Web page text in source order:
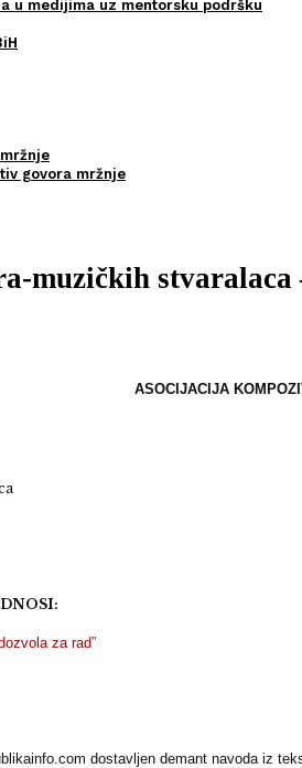
u medijima uz mentorsku podršku
govora mržnje
muzičkih stvaralaca
ASOCIJACIJA
za rad”
dostavljen demant navoda iz